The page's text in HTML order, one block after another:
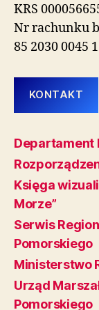
KRS
Nr rachunku
85 2030 0045
KONTAKT
Departament
Księga
Morze”
Serwis
Pomorskiego
Ministerstwo
Urząd
Pomorskiego